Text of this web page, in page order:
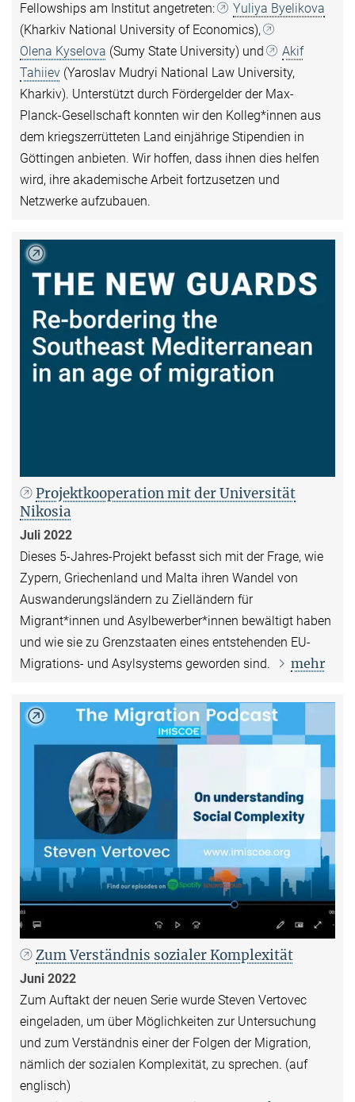
Fellowships am Institut angetreten:
Yuliya Byelikova
(Kharkiv National University of Economics),
Olena Kyselova (Sumy State University) und
Akif
Tahiiev (Yaroslav Mudryi National Law University,
Kharkiv). Unterstützt durch Fördergelder der Max-
Planck-Gesellschaft konnten wir den Kolleg*innen aus
dem kriegszerrütteten Land einjährige Stipendien in
Göttingen anbieten. Wir hoffen, dass ihnen dies helfen
wird, ihre akademische Arbeit fortzusetzen und
Netzwerke aufzubauen.
Projektkooperation mit der Universität
Nikosia
Juli 2022
Dieses 5-Jahres-Projekt befasst sich mit der Frage, wie
Zypern, Griechenland und Malta ihren Wandel von
Auswanderungsländern zu Zielländern für
Migrant*innen und Asylbewerber*innen bewältigt haben
und wie sie zu Grenzstaaten eines entstehenden EU-
Migrations- und Asylsystems geworden sind.
mehr
Zum Verständnis sozialer Komplexität
Juni 2022
Zum Auftakt der neuen Serie wurde Steven Vertovec
eingeladen, um über Möglichkeiten zur Untersuchung
und zum Verständnis einer der Folgen der Migration,
nämlich der sozialen Komplexität, zu sprechen. (auf
englisch)